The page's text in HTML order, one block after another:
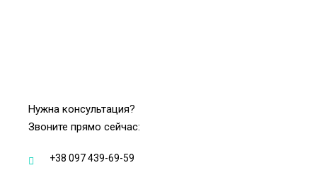
Нужна консультация?
Звоните прямо сейчас:
+38 097 439-69-59